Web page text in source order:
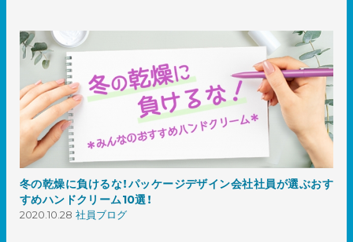
冬の乾燥に負けるな！パッケージデザイン会社社員が選ぶおす
すめハンドクリーム10選！
2020.10.28 社員ブログ